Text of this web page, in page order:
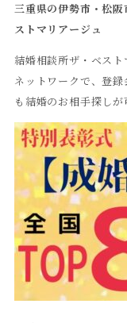
三重県の伊勢市・松
ストマリアージュ
結婚相談所ザ・ベス
ネットワークで、登
も結婚のお相手探しが